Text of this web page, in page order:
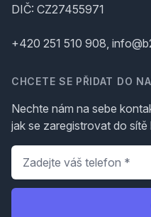
DIČ: CZ27455971
+420 251 510 908,
CHCETE SE PŘIDAT DO
Nechte nám na sebe
jak se zaregistrovat do sítě
Telefon